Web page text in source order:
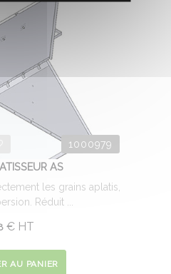
1000979
AS
les grains aplatis,
Réduit ...
€ HT
AU PANIER